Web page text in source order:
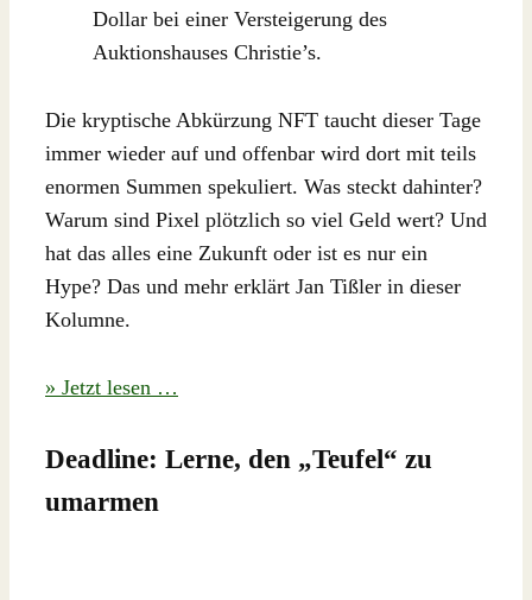
Dollar bei einer Versteigerung des
Auktionshauses Christie’s.
Die kryptische Abkürzung NFT taucht dieser Tage
immer wieder auf und offenbar wird dort mit teils
enormen Summen spekuliert. Was steckt dahinter?
Warum sind Pixel plötzlich so viel Geld wert? Und
hat das alles eine Zukunft oder ist es nur ein
Hype? Das und mehr erklärt Jan Tißler in dieser
Kolumne.
» Jetzt lesen …
Deadline: Lerne, den „Teufel“ zu
umarmen